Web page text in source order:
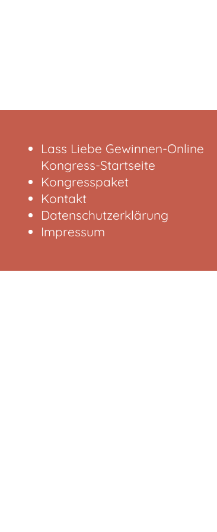
Lass Liebe Gewinnen-Online
Kongress-Startseite
Kongresspaket
Kontakt
Datenschutzerklärung
Impressum